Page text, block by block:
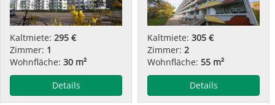
Kaltmiete: 295 €
Zimmer: 1
Wohnfläche: 30 m²
Details
Kaltmiete: 305 €
Zimmer: 2
Wohnfläche: 55 m²
Details